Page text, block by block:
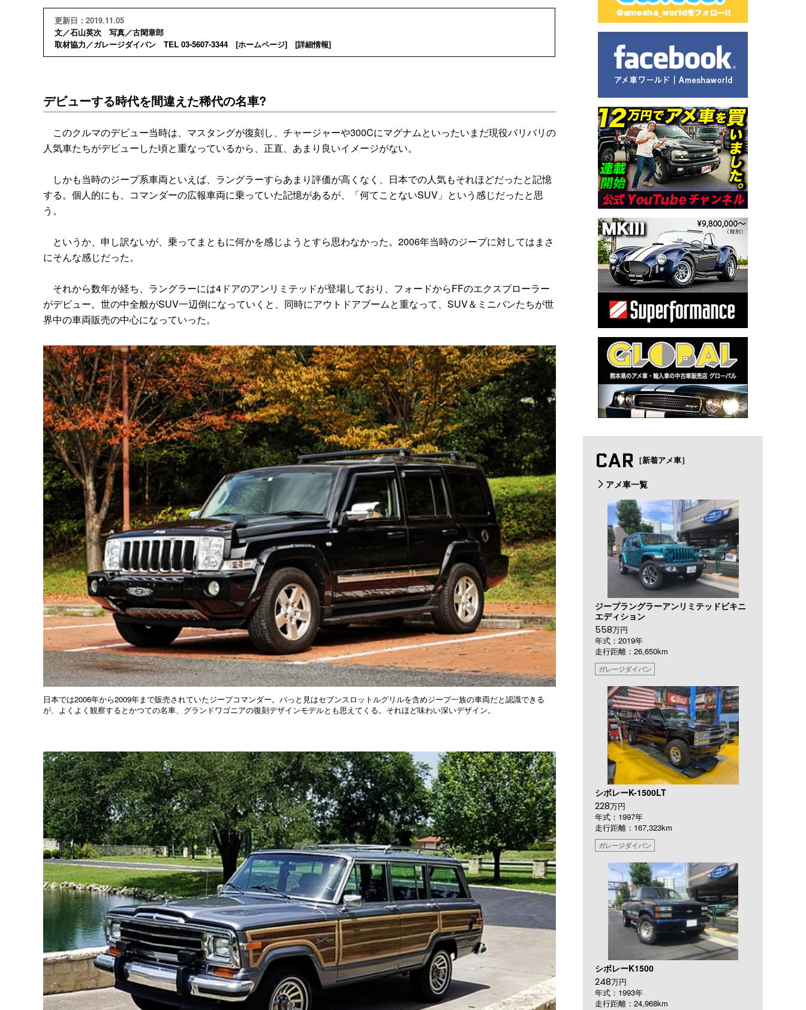
更新日：2019.11.05
文／石山英次 写真／古閑章郎
取材協力／ガレージダイバン TEL 03-5607-3344 [ホームページ] [詳細情報]
デビューする時代を間違えた稀代の名車?
このクルマのデビュー当時は、マスタングが復刻し、チャージャーや300Cにマグナムといったいまだ現役バリバリの
人気車たちがデビューした頃と重なっているから、正直、あまり良いイメージがない。
しかも当時のジープ系車両といえば、ラングラーすらあまり評価が高くなく、日本での人気もそれほどだったと記憶
する。個人的にも、コマンダーの広報車両に乗っていた記憶があるが、「何てことないSUV」という感じだったと思
う。
というか、申し訳ないが、乗ってまともに何かを感じようとすら思わなかった。2006年当時のジープに対してはまさ
にそんな感じだった。
それから数年が経ち、ラングラーには4ドアのアンリミテッドが登場しており、フォードからFFのエクスプローラー
がデビュー。世の中全般がSUV一辺倒になっていくと、同時にアウトドアブームと重なって、SUV＆ミニバンたちが世
界中の車両販売の中心になっていった。
日本では2006年から2009年まで販売されていたジープコマンダー。パっと見はセブンスロットルグリルを含めジープ一族の車両だと認識できる
が、よくよく観察するとかつての名車、グランドワゴニアの復刻デザインモデルとも思えてくる。それほど味わい深いデザイン。
CAR ［新着アメ車］
アメ車一覧
ジープラングラーアンリミテッドビキニ
エディション
558万円
年式：2019年
走行距離：26,650km
ガレージダイバン
シボレーK-1500LT
228万円
年式：1997年
走行距離：167,323km
ガレージダイバン
シボレーK1500
248万円
年式：1993年
走行距離：24,968km